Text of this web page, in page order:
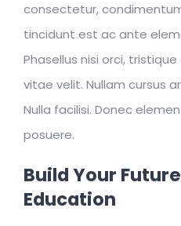
consectetur,
tincidunt est ac ante
Phasellus nisi orci,
vitae velit. Nullam cursus
Nulla facilisi. Donec
posuere.
Build Your
Education